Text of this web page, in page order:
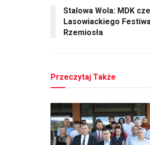
Stalowa Wola: MDK
Lasowiackiego
Rzemiosła
Przeczytaj Także